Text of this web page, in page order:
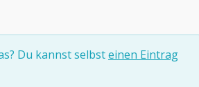
Du kannst selbsteinen Eintrag